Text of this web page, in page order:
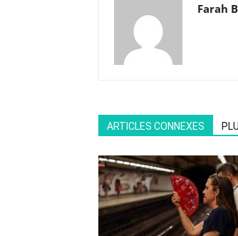
Farah B
ARTICLES CONNEXES